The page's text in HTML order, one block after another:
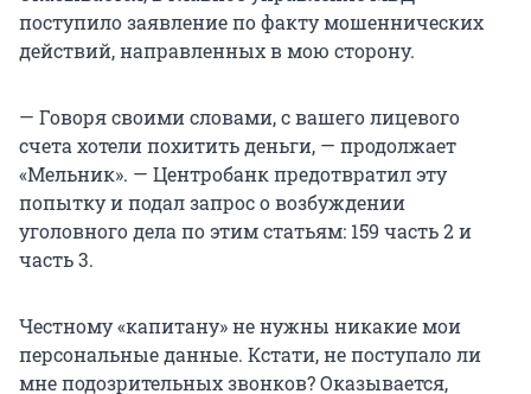
поступило заявление по факту мошеннических
действий, направленных в мою сторону.
— Говоря своими словами, с вашего лицевого
счета хотели похитить деньги, — продолжает
«Мельник». — Центробанк предотвратил эту
попытку и подал запрос о возбуждении
уголовного дела по этим статьям: 159 часть 2 и
часть 3.
Честному «капитану» не нужны никакие мои
персональные данные. Кстати, не поступало ли
мне подозрительных звонков? Оказывается,